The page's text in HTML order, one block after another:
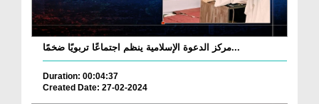
مركز الدعوة الإسلامية ينظم اجتماعًا تربويًا ضخمًا...
Duration: 00:04:37
Created Date: 27-02-2024